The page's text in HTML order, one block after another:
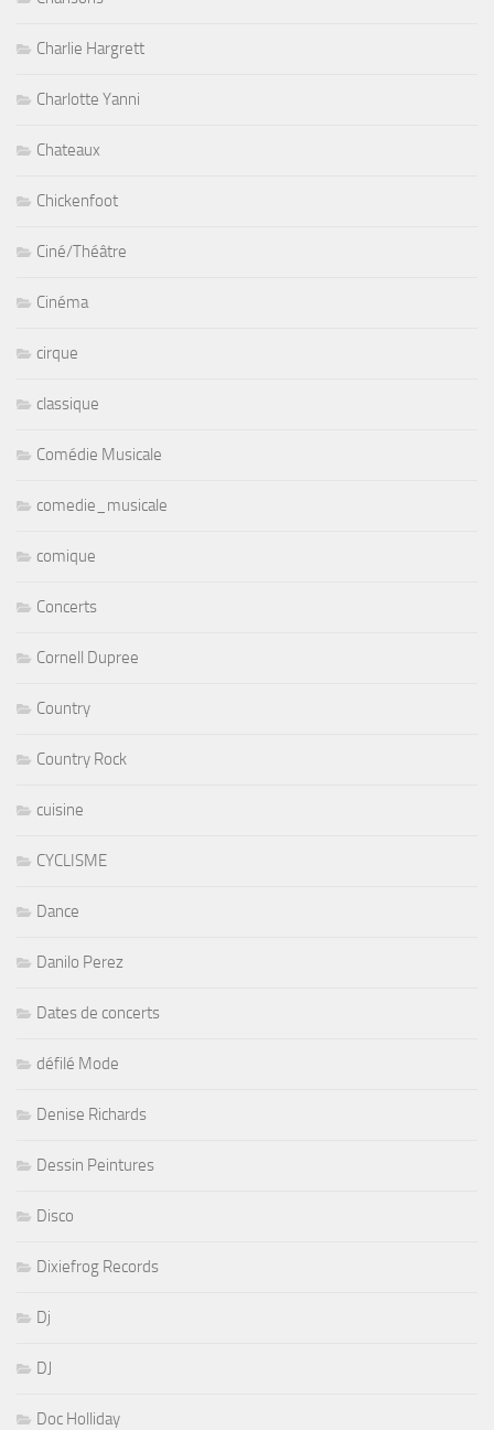
Charlie Hargrett
Charlotte Yanni
Chateaux
Chickenfoot
Ciné/Théâtre
Cinéma
cirque
classique
Comédie Musicale
comedie_musicale
comique
Concerts
Cornell Dupree
Country
Country Rock
cuisine
CYCLISME
Dance
Danilo Perez
Dates de concerts
défilé Mode
Denise Richards
Dessin Peintures
Disco
Dixiefrog Records
Dj
DJ
Doc Holliday